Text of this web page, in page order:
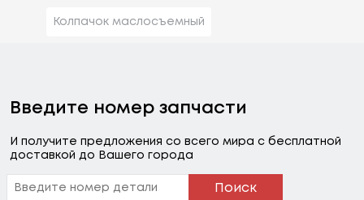
Колпачок маслосъемный
Введите номер запчасти
И получите предложения со всего мира с бесплатной
доставкой до Вашего города
Поиск